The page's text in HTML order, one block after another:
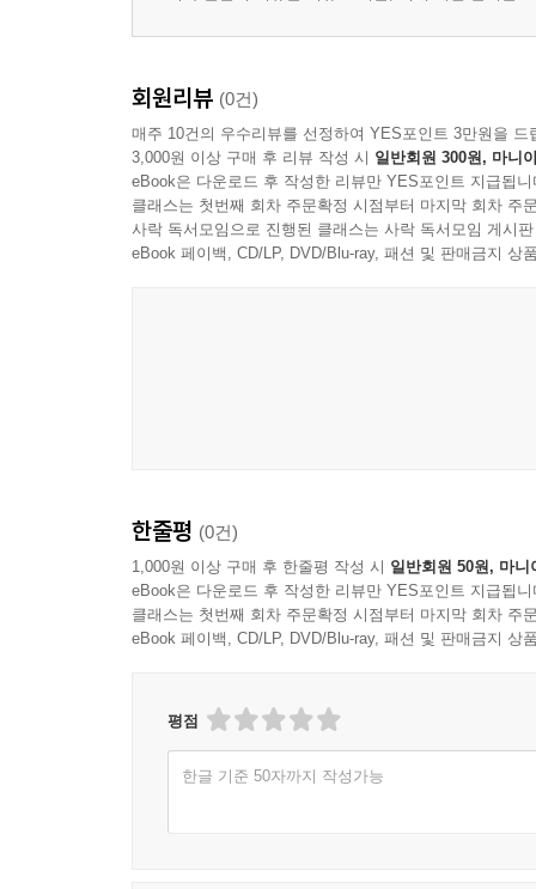
회원리뷰 (0건)
매주 10건의 우수리뷰를 선정하여 YES포인트 3만원을 드
3,000원 이상 구매 후 리뷰 작성 시 일반회원 300원, 마니
eBook은 다운로드 후 작성한 리뷰만 YES포인트 지급됩니
클래스는 첫번째 회차 주문확정 시점부터 마지막 회차 주
사락 독서모임으로 진행된 클래스는 사락 독서모임 게시
eBook 페이백, CD/LP, DVD/Blu-ray, 패션 및 판매금지 상
한줄평 (0건)
1,000원 이상 구매 후 한줄평 작성 시 일반회원 50원, 마니
eBook은 다운로드 후 작성한 리뷰만 YES포인트 지급됩니
클래스는 첫번째 회차 주문확정 시점부터 마지막 회차 주
eBook 페이백, CD/LP, DVD/Blu-ray, 패션 및 판매금지 상
평점
한글 기준 50자까지 작성가능